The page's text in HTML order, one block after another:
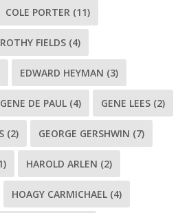
COLE PORTER (11)
FIELDS (4)
EDWARD HEYMAN (3)
GENE DE PAUL (4) GENE LEES (2)
(2) GEORGE GERSHWIN (7)
HAROLD ARLEN (2)
HOAGY CARMICHAEL (4)